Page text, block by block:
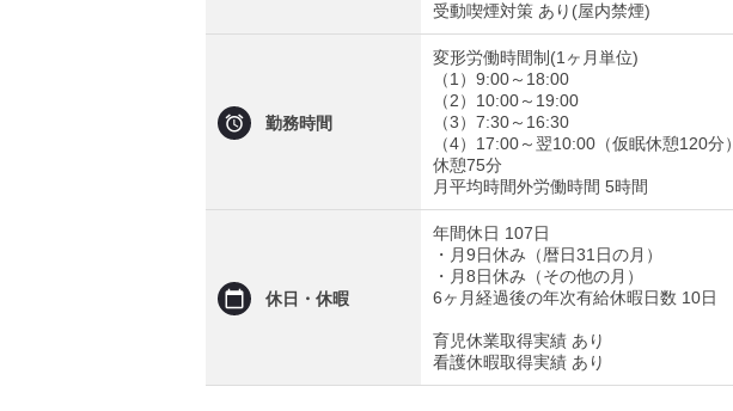
受動喫煙対策 あり(屋内禁煙)
勤務時間
変形労働時間制(1ヶ月単位)
（1）9:00～18:00
（2）10:00～19:00
（3）7:30～16:30
（4）17:00～翌10:00（仮眠休憩120分）
休憩75分
月平均時間外労働時間 5時間
休日・休暇
年間休日 107日
・月9日休み（暦日31日の月）
・月8日休み（その他の月）
6ヶ月経過後の年次有給休暇日数 10日
育児休業取得実績 あり
看護休暇取得実績 あり